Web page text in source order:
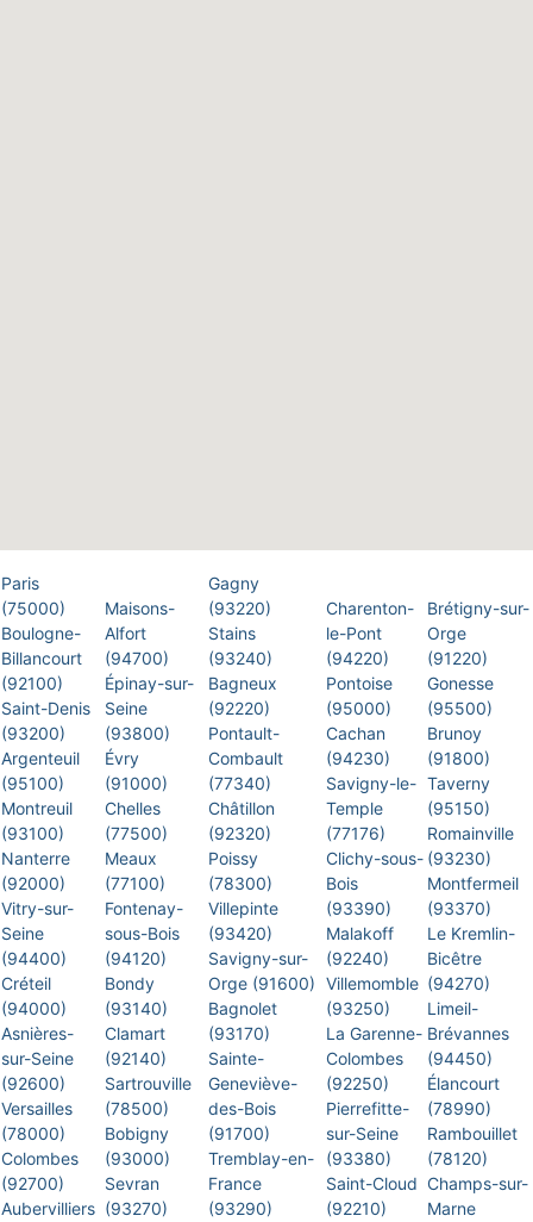
Paris
(75000)
Boulogne-
Billancourt
(92100)
Saint-Denis
(93200)
Argenteuil
(95100)
Montreuil
(93100)
Nanterre
(92000)
Vitry-sur-
Seine
(94400)
Créteil
(94000)
Asnières-
sur-Seine
(92600)
Versailles
(78000)
Colombes
(92700)
Aubervilliers
Maisons-
Alfort
(94700)
Épinay-sur-
Seine
(93800)
Évry
(91000)
Chelles
(77500)
Meaux
(77100)
Fontenay-
sous-Bois
(94120)
Bondy
(93140)
Clamart
(92140)
Sartrouville
(78500)
Bobigny
(93000)
Sevran
(93270)
Gagny
(93220)
Stains
(93240)
Bagneux
(92220)
Pontault-
Combault
(77340)
Châtillon
(92320)
Poissy
(78300)
Villepinte
(93420)
Savigny-sur-
Orge (91600)
Bagnolet
(93170)
Sainte-
Geneviève-
des-Bois
(91700)
Tremblay-en-
France
(93290)
Charenton-
le-Pont
(94220)
Pontoise
(95000)
Cachan
(94230)
Savigny-le-
Temple
(77176)
Clichy-sous-
Bois
(93390)
Malakoff
(92240)
Villemomble
(93250)
La Garenne-
Colombes
(92250)
Pierrefitte-
sur-Seine
(93380)
Saint-Cloud
(92210)
Brétigny-sur-
Orge
(91220)
Gonesse
(95500)
Brunoy
(91800)
Taverny
(95150)
Romainville
(93230)
Montfermeil
(93370)
Le Kremlin-
Bicêtre
(94270)
Limeil-
Brévannes
(94450)
Élancourt
(78990)
Rambouillet
(78120)
Champs-sur-
Marne